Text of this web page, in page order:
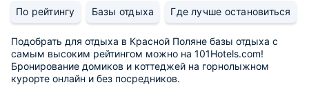
По рейтингу Базы отдыха Где лучше остановиться
Подобрать для отдыха в Красной Поляне базы отдыха с
самым высоким рейтингом можно на 101Hotels.com!
Бронирование домиков и коттеджей на горнолыжном
курорте онлайн и без посредников.